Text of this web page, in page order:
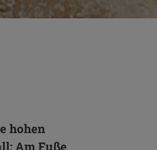
hohen
Am Fuße